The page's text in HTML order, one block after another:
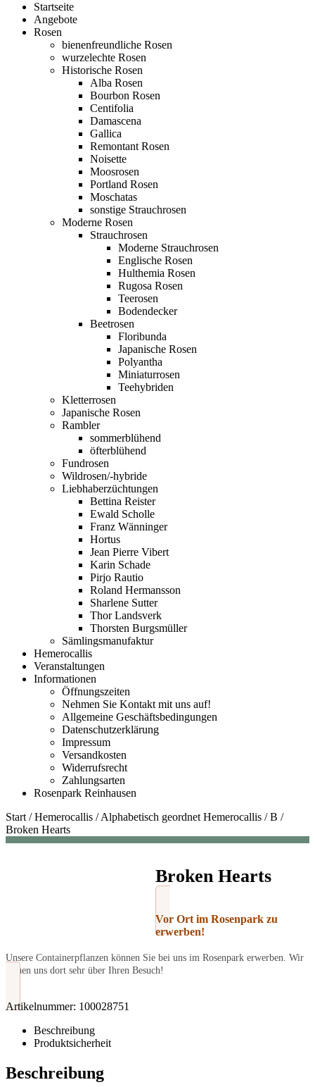
Startseite
Angebote
Rosen
bienenfreundliche Rosen
wurzelechte Rosen
Historische Rosen
Alba Rosen
Bourbon Rosen
Centifolia
Damascena
Gallica
Remontant Rosen
Noisette
Moosrosen
Portland Rosen
Moschatas
sonstige Strauchrosen
Moderne Rosen
Strauchrosen
Moderne Strauchrosen
Englische Rosen
Hulthemia Rosen
Rugosa Rosen
Teerosen
Bodendecker
Beetrosen
Floribunda
Japanische Rosen
Polyantha
Miniaturrosen
Teehybriden
Kletterrosen
Japanische Rosen
Rambler
sommerblühend
öfterblühend
Fundrosen
Wildrosen/-hybride
Liebhaberzüchtungen
Bettina Reister
Ewald Scholle
Franz Wänninger
Hortus
Jean Pierre Vibert
Karin Schade
Pirjo Rautio
Roland Hermansson
Sharlene Sutter
Thor Landsverk
Thorsten Burgsmüller
Sämlingsmanufaktur
Hemerocallis
Veranstaltungen
Informationen
Öffnungszeiten
Nehmen Sie Kontakt mit uns auf!
Allgemeine Geschäftsbedingungen
Datenschutzerklärung
Impressum
Versandkosten
Widerrufsrecht
Zahlungsarten
Rosenpark Reinhausen
Start /Hemerocallis /Alphabetisch geordnet Hemerocallis /B /
Broken Hearts
Broken Hearts
Vor Ort im Rosenpark zu
erwerben!
Unsere Containerpflanzen können Sie bei uns im Rosenpark erwerben. Wir
freuen uns dort sehr über Ihren Besuch!
Artikelnummer: 100028751
Beschreibung
Produktsicherheit
Beschreibung